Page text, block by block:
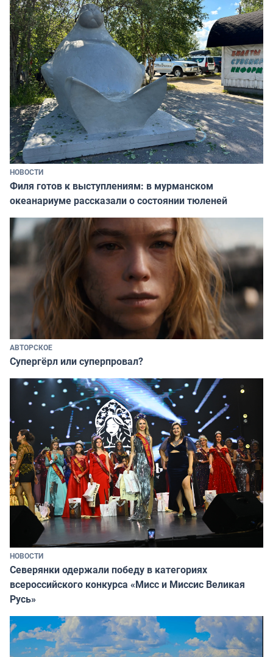
НОВОСТИ
Филя готов к выступлениям: в мурманском
океанариуме рассказали о состоянии тюленей
АВТОРСКОЕ
Супергёрл или суперпровал?
НОВОСТИ
Северянки одержали победу в категориях
всероссийского конкурса «Мисс и Миссис Великая
Русь»